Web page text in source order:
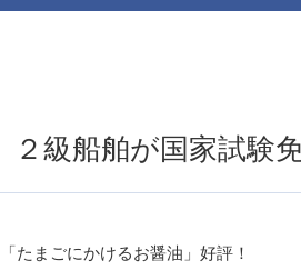
２級船舶が国家試験
たまごにかけるお醤油」好評！